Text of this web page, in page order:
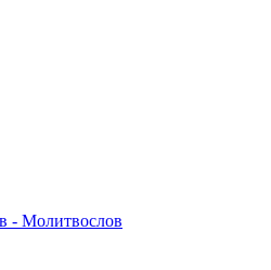
- Молитвослов